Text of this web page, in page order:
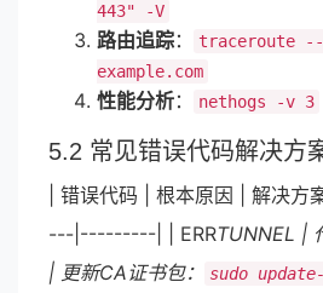
443" -V
路由追踪：
traceroute
example.com
性能分析： nethogs -v 3
5.2 常见错误代码解决方
| 错误代码 | 根本原因 | 解决
---|---------| | ERRTUNNEL |
| 更新CA证书包：
sudo